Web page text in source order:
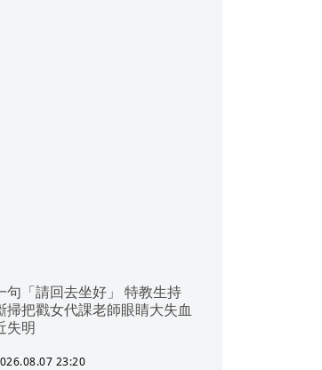
「請回去坐好」 特教生持
掃把戳女代課老師眼睛大失血
失明
23:20